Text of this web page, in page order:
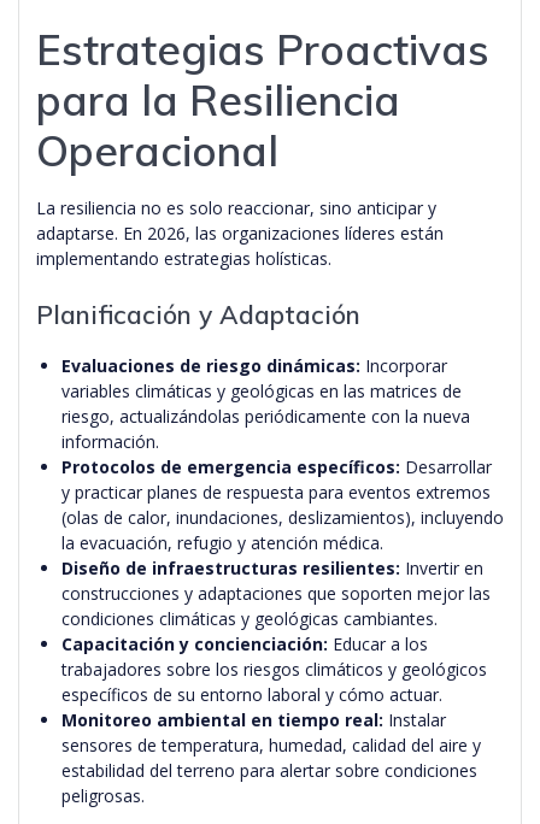
Estrategias Proactivas
para la Resiliencia
Operacional
La resiliencia no es solo reaccionar, sino anticipar y
adaptarse. En 2026, las organizaciones líderes están
implementando estrategias holísticas.
Planificación y Adaptación
Evaluaciones de riesgo dinámicas: Incorporar
variables climáticas y geológicas en las matrices de
riesgo, actualizándolas periódicamente con la nueva
información.
Protocolos de emergencia específicos: Desarrollar
y practicar planes de respuesta para eventos extremos
(olas de calor, inundaciones, deslizamientos), incluyendo
la evacuación, refugio y atención médica.
Diseño de infraestructuras resilientes: Invertir en
construcciones y adaptaciones que soporten mejor las
condiciones climáticas y geológicas cambiantes.
Capacitación y concienciación: Educar a los
trabajadores sobre los riesgos climáticos y geológicos
específicos de su entorno laboral y cómo actuar.
Monitoreo ambiental en tiempo real: Instalar
sensores de temperatura, humedad, calidad del aire y
estabilidad del terreno para alertar sobre condiciones
peligrosas.